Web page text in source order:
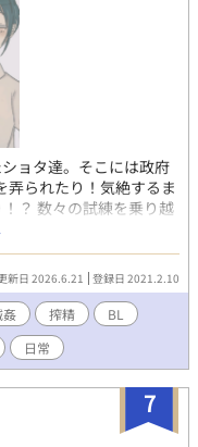
ョタ達。そこには政府
弄られたり！気絶するま
？ 数々の試練を乗り越
きるのか！？ ショタコ
、笑いあり、エロ大量
！ リクエストをいただけ
お気軽にリクエストく
く休載します。
します(~2023.1.6)
これまでの応援ありが
載再開しました！ シー
は不定期更新ですが、
の方は多分ツイートし
ひお願いします〜！
新日 2026.6.21 登録日 2021.2.10
姦 搾精
BL
日常
7